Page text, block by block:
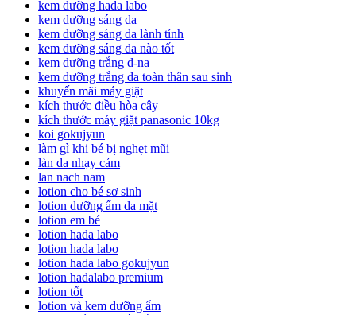
kem dưỡng hada labo
kem dưỡng sáng da
kem dưỡng sáng da lành tính
kem dưỡng sáng da nào tốt
kem dưỡng trắng d-na
kem dưỡng trắng da toàn thân sau sinh
khuyến mãi máy giặt
kích thước điều hòa cây
kích thước máy giặt panasonic 10kg
koi gokujyun
làm gì khi bé bị nghẹt mũi
làn da nhạy cảm
lan nach nam
lotion cho bé sơ sinh
lotion dưỡng ẩm da mặt
lotion em bé
lotion hada labo
lotion hada labo
lotion hada labo gokujyun
lotion hadalabo premium
lotion tốt
lotion và kem dưỡng ẩm